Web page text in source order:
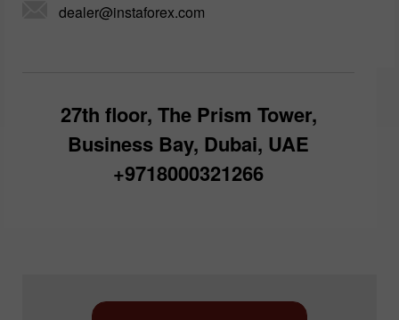
dealer@instaforex.com
27th floor, The Prism Tower,
Business Bay, Dubai, UAE
+9718000321266